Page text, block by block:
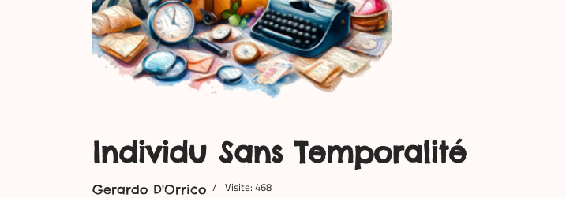
Individu Sans Temporalité
Gerardo D'Orrico Visite: 468